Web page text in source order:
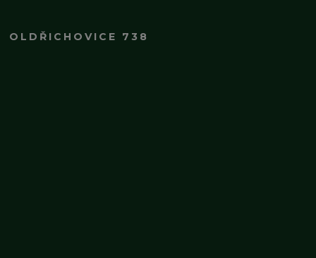
OLDŘICHOVICE 738